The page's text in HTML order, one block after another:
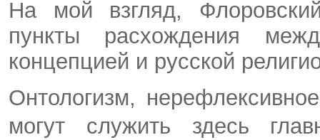
На мой взгляд,
пункты расхождения
концепцией и русской
Онтологизм,
могут служить здесь